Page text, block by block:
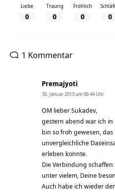
Liebe
0
Traurig
0
Fröhlich
0 0
1 Kommentar
Premajyoti
30. Januar 2013 um 06:44 Uhr
OM lieber Sukadev,
gestern abend war ich in
bin so froh gewesen,
unvergleichliche
erleben konnte.
Die Verbindung
unter vielem, Deine
Auch habe ich wieder